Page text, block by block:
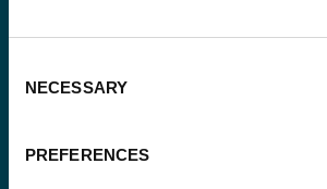
Selection
NECESSARY
PREFERENCES